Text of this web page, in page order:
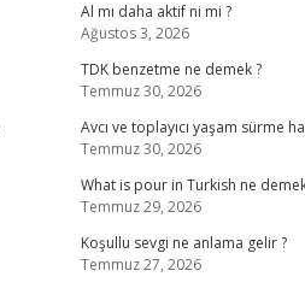
Al mı daha aktif ni mi ?
Ağustos 3, 2026
TDK benzetme ne demek ?
Temmuz 30, 2026
Avcı ve toplayıcı yaşam sürme
Temmuz 30, 2026
What is pour in Turkish ne
Temmuz 29, 2026
Koşullu sevgi ne anlama gelir ?
Temmuz 27, 2026